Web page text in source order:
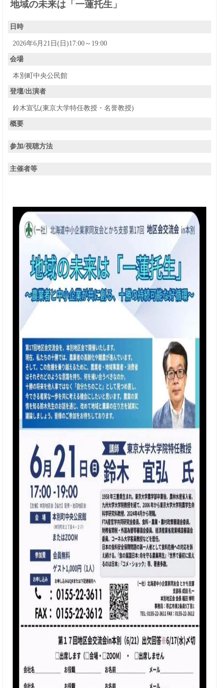
地域の未来は「一蓮托生」
日時
2026年6月21日(日)17:00～19:00
会場
本別町中央公民館
登壇/出演者
鈴木宣弘(東京大学特任教授・名誉教授)
概要
参加/視聴方法
主催者等